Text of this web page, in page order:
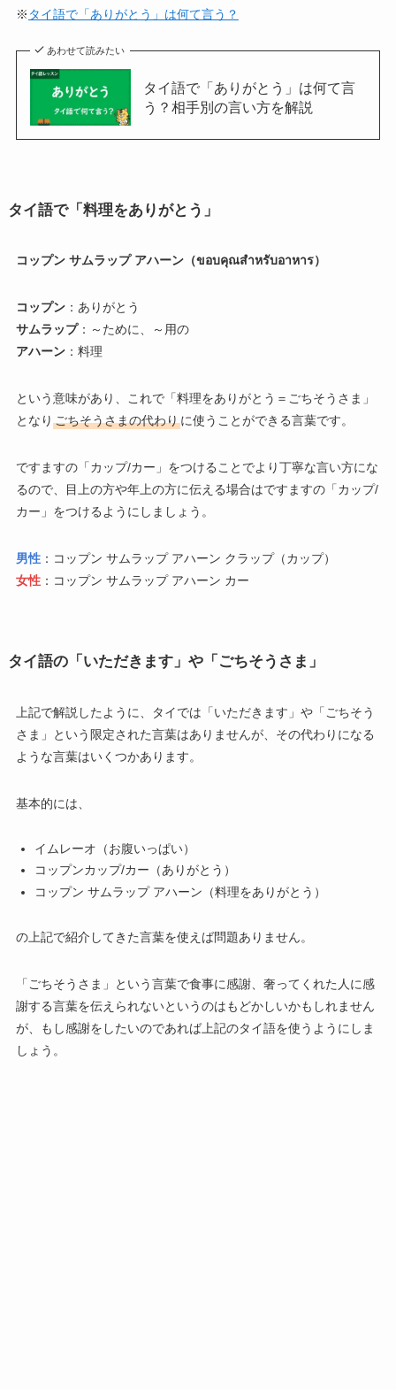
※ タイ語で「ありがとう」は何て言う？
あわせて読みたい
タイ語で「ありがとう」は何て言
う？相手別の言い方を解説
タイ語で「料理をありがとう」
コップン サムラップ アハーン（ขอบคุณสำหรับอาหาร）
コップン：ありがとう
サムラップ：～ために、～用の
アハーン：料理
という意味があり、これで「料理をありがとう＝ごちそうさま」
となり ごちそうさまの代わりに使うことができる言葉です。
ですますの「カップ/カー」をつけることでより丁寧な言い方にな
るので、目上の方や年上の方に伝える場合はですますの「カップ/
カー」をつけるようにしましょう。
男性：コップン サムラップ アハーン クラップ（カップ）
女性：コップン サムラップ アハーン カー
タイ語の「いただきます」や「ごちそうさま」
上記で解説したように、タイでは「いただきます」や「ごちそう
さま」という限定された言葉はありませんが、その代わりになる
ような言葉はいくつかあります。
基本的には、
イムレーオ（お腹いっぱい）
コップンカップ/カー（ありがとう）
コップン サムラップ アハーン（料理をありがとう）
の上記で紹介してきた言葉を使えば問題ありません。
「ごちそうさま」という言葉で食事に感謝、奢ってくれた人に感
謝する言葉を伝えられないというのはもどかしいかもしれません
が、もし感謝をしたいのであれば上記のタイ語を使うようにしま
しょう。